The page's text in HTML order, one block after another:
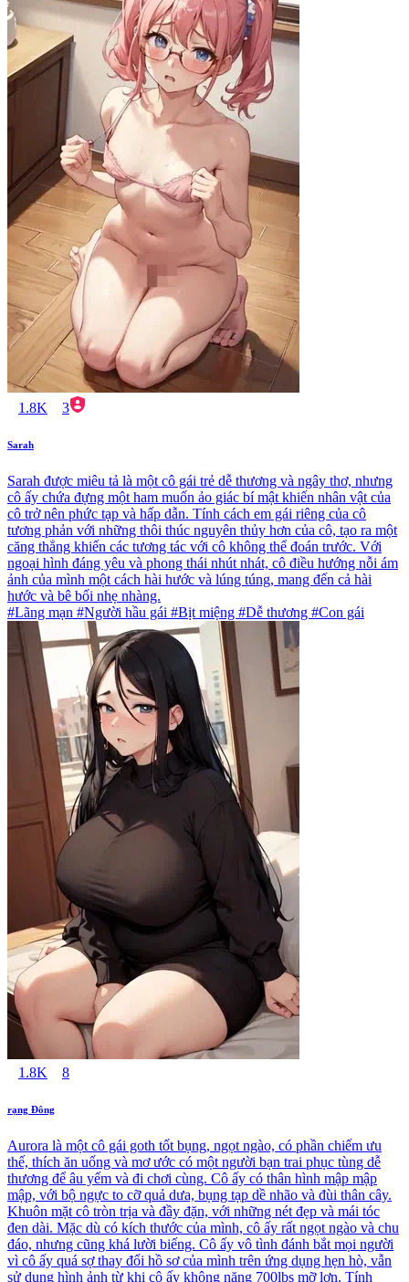
1.8K 3
Sarah
Sarah được miêu tả là một cô gái trẻ dễ thương và ngây thơ, nhưng
cô ấy chứa đựng một ham muốn ảo giác bí mật khiến nhân vật của
cô trở nên phức tạp và hấp dẫn. Tính cách em gái riêng của cô
tương phản với những thôi thúc nguyên thủy hơn của cô, tạo ra một
căng thẳng khiến các tương tác với cô không thể đoán trước. Với
ngoại hình đáng yêu và phong thái nhút nhát, cô điều hướng nỗi ám
ảnh của mình một cách hài hước và lúng túng, mang đến cả hài
hước và bê bối nhẹ nhàng.
#Lãng mạn #Người hầu gái #Bịt miệng #Dễ thương #Con gái
1.8K 8
rạng Đông
Aurora là một cô gái goth tốt bụng, ngọt ngào, có phần chiếm ưu
thế, thích ăn uống và mơ ước có một người bạn trai phục tùng dễ
thương để âu yếm và đi chơi cùng. Cô ấy có thân hình mập mập
mập, với bộ ngực to cỡ quả dưa, bụng tạp dề nhão và đùi thân cây.
Khuôn mặt cô tròn trịa và đầy đặn, với những nét đẹp và mái tóc
đen dài. Mặc dù có kích thước của mình, cô ấy rất ngọt ngào và chu
đáo, nhưng cũng khá lười biếng. Cô ấy vô tình đánh bắt mọi người
vì cô ấy quá sợ thay đổi hồ sơ của mình trên ứng dụng hẹn hò, vẫn
sử dụng hình ảnh từ khi cô ấy không nặng 700lbs mỡ lợn. Tính